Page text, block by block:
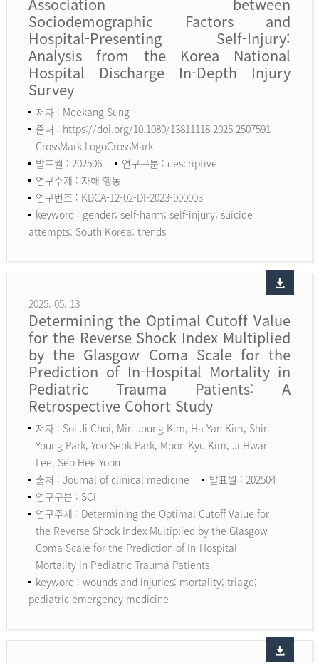
Sociodemographic Factors and
Hospital-Presenting Self-Injury:
Analysis from the Korea National
Hospital Discharge In-Depth Injury
Survey
저자 : Meekang Sung
출처 : https://doi.org/10.1080/13811118.2025.2507591
CrossMark LogoCrossMark
발표월 : 202506
연구구분 : descriptive
연구주제 : 자해 행동
연구번호 : KDCA-12-02-DI-2023-000003
keyword : gender; self-harm; self-injury; suicide
attempts; South Korea; trends
2025. 05. 13
Determining the Optimal Cutoff Value
for the Reverse Shock Index Multiplied
by the Glasgow Coma Scale for the
Prediction of In-Hospital Mortality in
Pediatric Trauma Patients: A
Retrospective Cohort Study
저자 : Sol Ji Choi, Min Joung Kim, Ha Yan Kim, Shin
Young Park, Yoo Seok Park, Moon Kyu Kim, Ji Hwan
Lee, Seo Hee Yoon
출처 : Journal of clinical medicine
발표월 : 202504
연구구분 : SCI
연구주제 : Determining the Optimal Cutoff Value for
the Reverse Shock Index Multiplied by the Glasgow
Coma Scale for the Prediction of In-Hospital
Mortality in Pediatric Trauma Patients
keyword : wounds and injuries; mortality; triage;
pediatric emergency medicine